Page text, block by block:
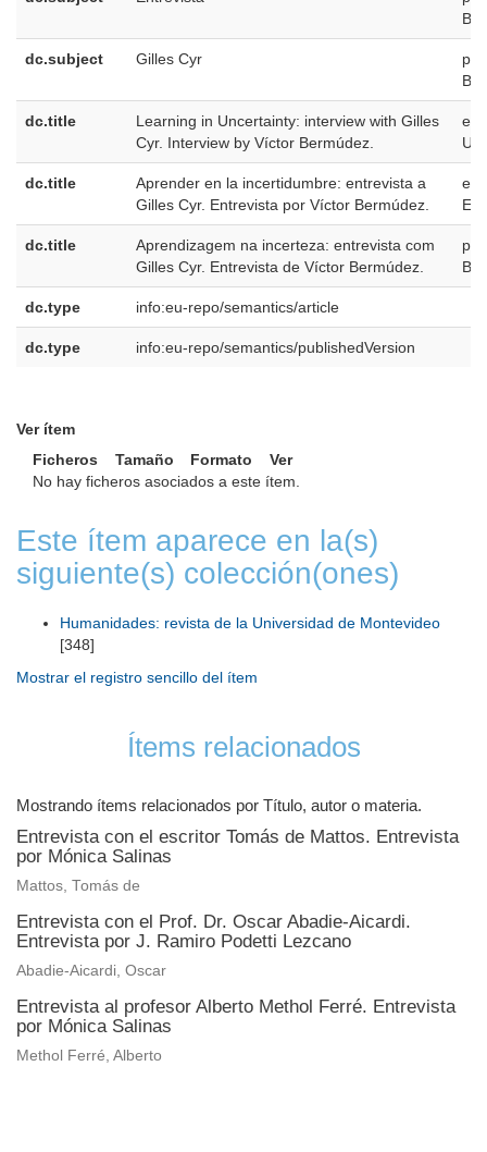
BR
dc.subject Gilles Cyr
pt-
BR
dc.title
Learning in Uncertainty: interview with Gilles
Cyr. Interview by Víctor Bermúdez.
en-
US
dc.title
Aprender en la incertidumbre: entrevista a
Gilles Cyr. Entrevista por Víctor Bermúdez.
es-
ES
dc.title
Aprendizagem na incerteza: entrevista com
Gilles Cyr. Entrevista de Víctor Bermúdez.
pt-
BR
dc.type info:eu-repo/semantics/article
dc.type info:eu-repo/semantics/publishedVersion
Ver ítem
Ficheros
Tamaño Formato
Ver
No hay ficheros asociados a este ítem.
Este ítem aparece en la(s)
siguiente(s) colección(ones)
Humanidades: revista de la Universidad de Montevideo
[348]
Mostrar el registro sencillo del ítem
Ítems relacionados
Mostrando ítems relacionados por Título, autor o materia.
Entrevista con el escritor Tomás de Mattos. Entrevista
por Mónica Salinas
Mattos, Tomás de
Entrevista con el Prof. Dr. Oscar Abadie-Aicardi.
Entrevista por J. Ramiro Podetti Lezcano
Abadie-Aicardi, Oscar
Entrevista al profesor Alberto Methol Ferré. Entrevista
por Mónica Salinas
Methol Ferré, Alberto